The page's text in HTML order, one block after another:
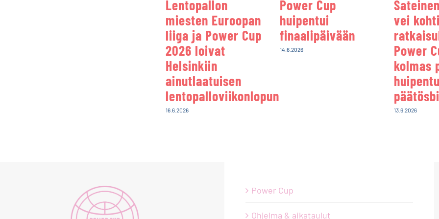
Lentopallon
miesten Euroopan
liiga ja Power Cup
2026 loivat
Helsinkiin
ainutlaatuisen
lentopalloviikonlopun
16.6.2026
Power Cup
huipentui
finaalipäivään
14.6.2026
vei kohti
Power
kolmas
13.6.2026
Power Cup
Ohjelma & aikataulut